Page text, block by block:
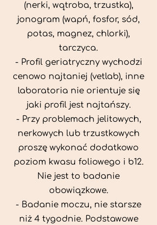
(nerki, wątroba, trzustka),
jonogram (wapń, fosfor, sód,
potas, magnez, chlorki),
tarczyca.
- Profil geriatryczny wychodzi
cenowo najtaniej (vetlab), inne
laboratoria nie orientuje się
jaki profil jest najtańszy.
- Przy problemach jelitowych,
nerkowych lub trzustkowych
proszę wykonać dodatkowo
poziom kwasu foliowego i b12.
Nie jest to badanie
obowiązkowe.
- Badanie moczu, nie starsze
niż 4 tygodnie. Podstawowe